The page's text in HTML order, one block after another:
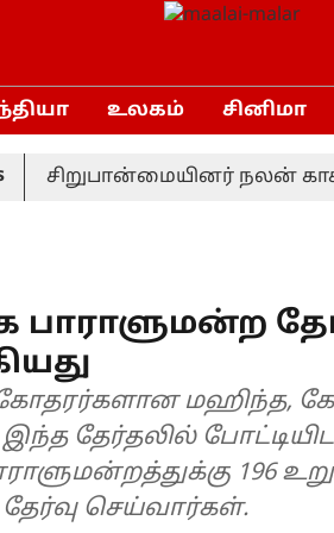
உலகம் சினிமா
சிறுபான்மையினர் நலன் காக்க
மஹிந்த,
தேர்தலில்
196
செய்வார்கள்.